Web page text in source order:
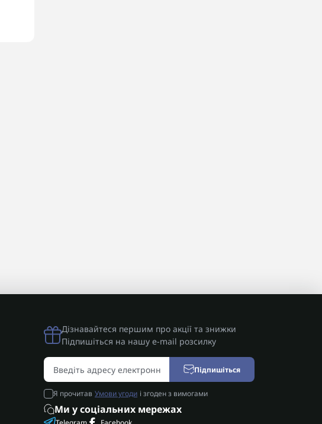
Ми у соціальних мережах
Дізнавайтеся першим про акції та знижки
Підпишіться на нашу e-mail розсилку
Підпишіться
Я прочитав Умови угоди і згоден з вимогами